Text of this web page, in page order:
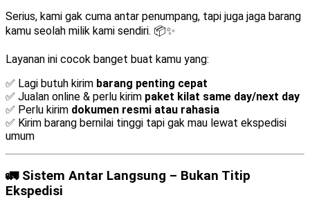
Serius, kami gak cuma antar penumpang, tapi juga jaga barang
kamu seolah milik kami sendiri. 📦✨
Layanan ini cocok banget buat kamu yang:
✅ Lagi butuh kirim barang penting cepat
✅ Jualan online & perlu kirim paket kilat same day/next day
✅ Perlu kirim dokumen resmi atau rahasia
✅ Kirim barang bernilai tinggi tapi gak mau lewat ekspedisi
umum
🚛 Sistem Antar Langsung – Bukan Titip
Ekspedisi